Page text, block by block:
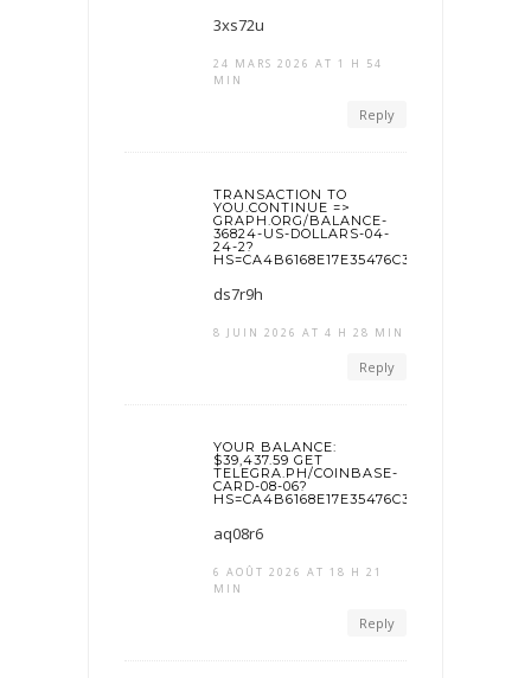
3xs72u
24 MARS 2026 AT 1 H 54
MIN
Reply
TRANSACTION TO
YOU.CONTINUE =>
GRAPH.ORG/BALANCE-
36824-US-DOLLARS-04-
24-2?
ds7r9h
8 JUIN 2026 AT 4 H 28 MIN
Reply
YOUR BALANCE:
$39,437.59 GET
TELEGRA.PH/COINBASE-
CARD-08-06?
aq08r6
6 AOÛT 2026 AT 18 H 21
MIN
Reply